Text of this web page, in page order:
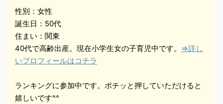
性別：女性
誕生日：50代
住まい：関東
40代で高齢出産。現在小学生女の子育児中です。 ⇒詳し
いプロフィールはコチラ
ランキングに参加中です。ポチッと押していただけると
嬉しいです^^